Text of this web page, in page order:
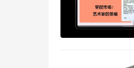
三、关键词：创
能、物联网